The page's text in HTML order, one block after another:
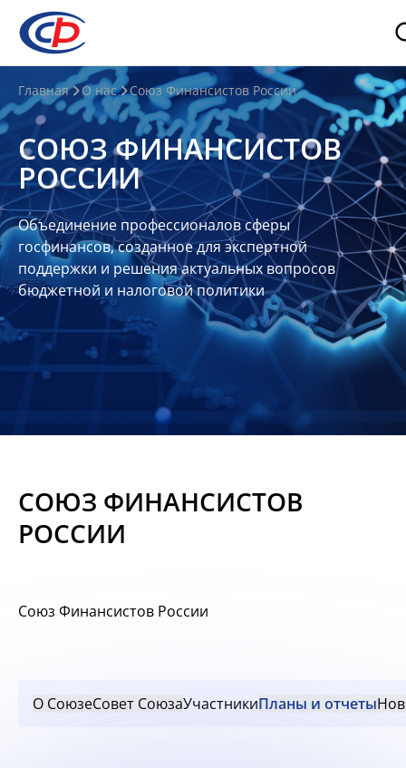
О
нас
О
СФР
Совет
Союза
Участники
Планы
отчеты
Контакты
Материалы
Главная О нас Союз Финансистов России
СОЮЗ ФИНАНСИСТОВ
РОССИИ
Объединение профессионалов сферы
госфинансов, созданное для экспертной
поддержки и решения актуальных вопросов
бюджетной и налоговой политики
СОЮЗ ФИНАНСИСТОВ
РОССИИ
Союз Финансистов России
О СоюзеСовет СоюзаУчастникиПланы и отчеты